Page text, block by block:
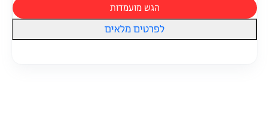
הגש מועמדות
לפרטים מלאים